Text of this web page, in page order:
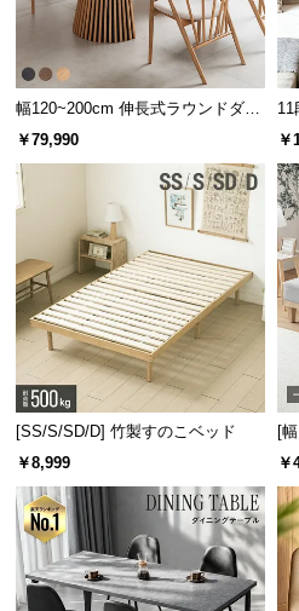
て
保
証
に
会
員
規
約
に
つ
い
て
上下で収納できる2段の棚ス
ー等に適した収納スペースで
オープン収納の内寸
横幅
上段
約48㎝
下段
幅120~200cm 伸長式ラウンドダイ
ニングテーブル 6人掛け 天然木突
￥79,990
11
キ
￥
[SS/S/SD/D] 竹製すのこベッド
￥8,999
[
人
￥